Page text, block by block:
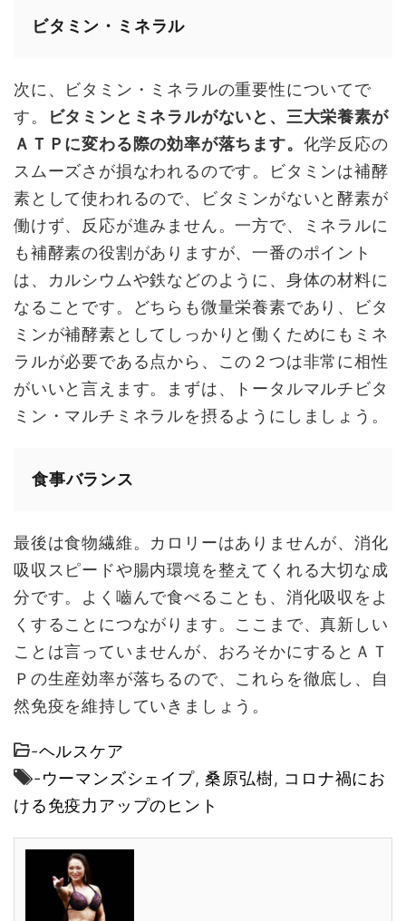
ビタミン・ミネラル
次に、ビタミン・ミネラルの重要性についてで
す。
ビタミンとミネラルがないと、三大栄養素が
ＡＴＰに変わる際の効率が落ちます。 化学反応の
スムーズさが損なわれるのです。ビタミンは補酵
素として使われるので、ビタミンがないと酵素が
働けず、反応が進みません。一方で、ミネラルに
も補酵素の役割がありますが、一番のポイント
は、カルシウムや鉄などのように、身体の材料に
なることです。どちらも微量栄養素であり、ビタ
ミンが補酵素としてしっかりと働くためにもミネ
ラルが必要である点から、この２つは非常に相性
がいいと言えます。まずは、トータルマルチビタ
ミン・マルチミネラルを摂るようにしましょう。
食事バランス
最後は食物繊維。カロリーはありませんが、消化
吸収スピードや腸内環境を整えてくれる大切な成
分です。よく嚙んで食べることも、消化吸収をよ
くすることにつながります。ここまで、真新しい
ことは言っていませんが、おろそかにするとＡＴ
Ｐの生産効率が落ちるので、これらを徹底し、自
然免疫を維持していきましょう。
-ヘルスケア
-ウーマンズシェイプ,桑原弘樹, コロナ禍にお
ける免疫力アップのヒント